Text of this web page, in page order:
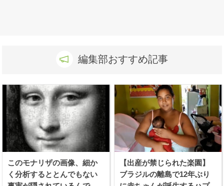
編集部おすすめ記事
このモナリザの画像、細か
く分析するととんでもない
【出産が禁じられた楽園】
ブラジルの離島で12年ぶり